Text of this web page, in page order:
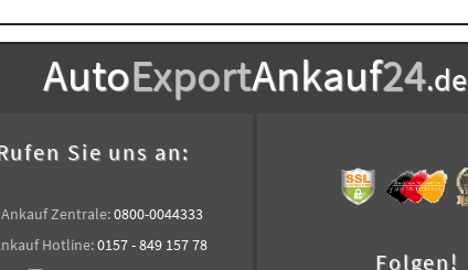
AutoExportAnkauf24.de
Sie uns an:
Ankauf Zentrale:0800-0044333
Hotline:0157 - 849 157 78
Folgen!